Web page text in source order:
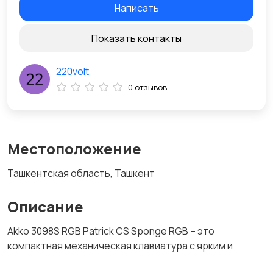
Местоположение
Ташкентская область, Ташкент
Описание
Akko 3098S RGB Patrick CS Sponge RGB – это
компактная механическая клавиатура с ярким и
Написать
Показать контакты
220volt
0 отзывов